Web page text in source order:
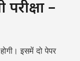
–
इसमें दो पेपर